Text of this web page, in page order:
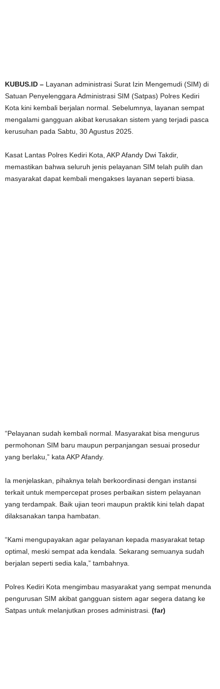
KUBUS.ID – Layanan administrasi Surat Izin Mengemudi (SIM) di
Satuan Penyelenggara Administrasi SIM (Satpas) Polres Kediri
Kota kini kembali berjalan normal. Sebelumnya, layanan sempat
mengalami gangguan akibat kerusakan sistem yang terjadi pasca
kerusuhan pada Sabtu, 30 Agustus 2025.
Kasat Lantas Polres Kediri Kota, AKP Afandy Dwi Takdir,
memastikan bahwa seluruh jenis pelayanan SIM telah pulih dan
masyarakat dapat kembali mengakses layanan seperti biasa.
“Pelayanan sudah kembali normal. Masyarakat bisa mengurus
permohonan SIM baru maupun perpanjangan sesuai prosedur
yang berlaku,” kata AKP Afandy.
Ia menjelaskan, pihaknya telah berkoordinasi dengan instansi
terkait untuk mempercepat proses perbaikan sistem pelayanan
yang terdampak. Baik ujian teori maupun praktik kini telah dapat
dilaksanakan tanpa hambatan.
“Kami mengupayakan agar pelayanan kepada masyarakat tetap
optimal, meski sempat ada kendala. Sekarang semuanya sudah
berjalan seperti sedia kala,” tambahnya.
Polres Kediri Kota mengimbau masyarakat yang sempat menunda
pengurusan SIM akibat gangguan sistem agar segera datang ke
Satpas untuk melanjutkan proses administrasi. (far)